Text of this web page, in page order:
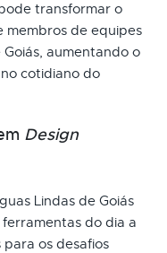
transformar o
membros de equipes
aumentando o
cotidiano do
Design
Lindas de Goiás
do dia a
os desafios